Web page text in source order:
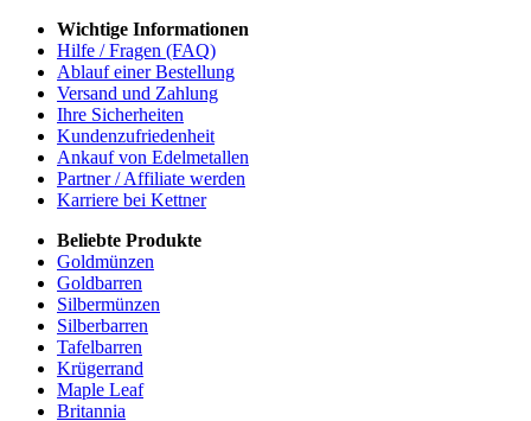
Wichtige Informationen
Hilfe / Fragen (FAQ)
Ablauf einer Bestellung
Versand und Zahlung
Ihre Sicherheiten
Kundenzufriedenheit
Ankauf von Edelmetallen
Partner / Affiliate werden
Karriere bei Kettner
Beliebte Produkte
Goldmünzen
Goldbarren
Silbermünzen
Silberbarren
Tafelbarren
Krügerrand
Maple Leaf
Britannia